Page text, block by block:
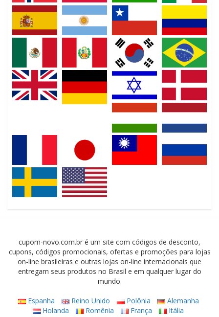
cupom-novo.com.br é um site com códigos de desconto,
cupons, códigos promocionais, ofertas e promoções para lojas
on-line brasileiras e outras lojas on-line internacionais que
entregam seus produtos no Brasil e em qualquer lugar do
mundo.
Espanha Reino Unido Polônia
Alemanha
Holanda
Romênia França
Itália